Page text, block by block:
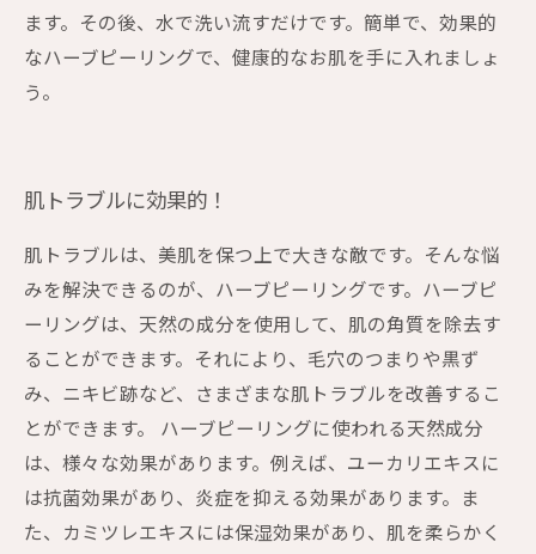
ます。その後、水で洗い流すだけです。簡単で、効果的
なハーブピーリングで、健康的なお肌を手に入れましょ
う。
肌トラブルに効果的！
肌トラブルは、美肌を保つ上で大きな敵です。そんな悩
みを解決できるのが、ハーブピーリングです。ハーブピ
ーリングは、天然の成分を使用して、肌の角質を除去す
ることができます。それにより、毛穴のつまりや黒ず
み、ニキビ跡など、さまざまな肌トラブルを改善するこ
とができます。 ハーブピーリングに使われる天然成分
は、様々な効果があります。例えば、ユーカリエキスに
は抗菌効果があり、炎症を抑える効果があります。ま
た、カミツレエキスには保湿効果があり、肌を柔らかく